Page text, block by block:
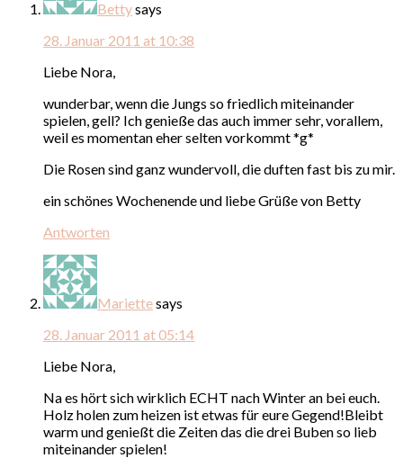
Bettysays
28. Januar 2011 at 10:38
Liebe Nora,
wunderbar, wenn die Jungs so friedlich miteinander
spielen, gell? Ich genieße das auch immer sehr, vorallem,
weil es momentan eher selten vorkommt *g*
Die Rosen sind ganz wundervoll, die duften fast bis zu mir.
ein schönes Wochenende und liebe Grüße von Betty
Antworten
Mariettesays
28. Januar 2011 at 05:14
Liebe Nora,
Na es hört sich wirklich ECHT nach Winter an bei euch.
Holz holen zum heizen ist etwas für eure Gegend!Bleibt
warm und genießt die Zeiten das die drei Buben so lieb
miteinander spielen!